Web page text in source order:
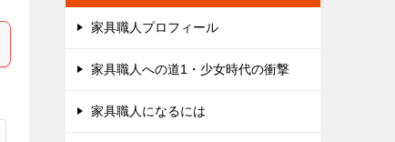
家具職人プロフィール
家具職人への道1・少女時代の衝撃
家具職人になるには